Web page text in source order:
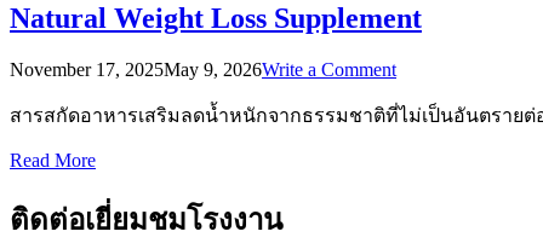
Natural Weight Loss Supplement
November 17, 2025May 9, 2026Write a Commenton
Weight
สารสกัดอาหารเสริมลดน้ำหนักจากธรรมชาติที่ไม่เป็นอันตรายต่
Read More
ติดต่อเยี่ยมชมโรงงาน